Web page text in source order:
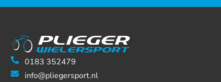
0183 352479
info@pliegersport.nl